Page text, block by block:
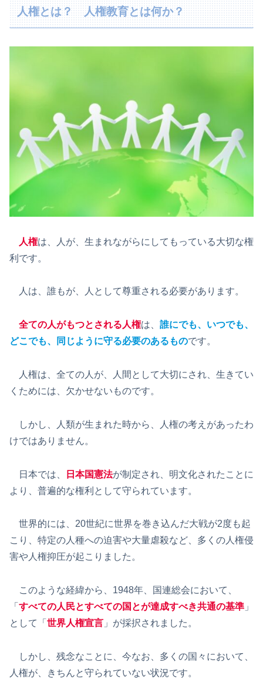
人権とは？ 人権教育とは何か？
人権は、人が、生まれながらにしてもっている大切な権
利です。
人は、誰もが、人として尊重される必要があります。
全ての人がもつとされる人権は、 誰にでも、いつでも、
どこでも、同じように守る必要のあるものです。
人権は、全ての人が、人間として大切にされ、生きてい
くためには、欠かせないものです。
しかし、人類が生まれた時から、人権の考えがあったわ
けではありません。
日本では、 日本国憲法が制定され、明文化されたことに
より、普遍的な権利として守られています。
世界的には、20世紀に世界を巻き込んだ大戦が2度も起
こり、特定の人種への迫害や大量虐殺など、多くの人権侵
害や人権抑圧が起こりました。
このような経緯から、1948年、国連総会において、
「 すべての人民とすべての国とが達成すべき共通の基準 」
として「 世界人権宣言 」が採択されました。
しかし、残念なことに、今なお、多くの国々において、
人権が、きちんと守られていない状況です。